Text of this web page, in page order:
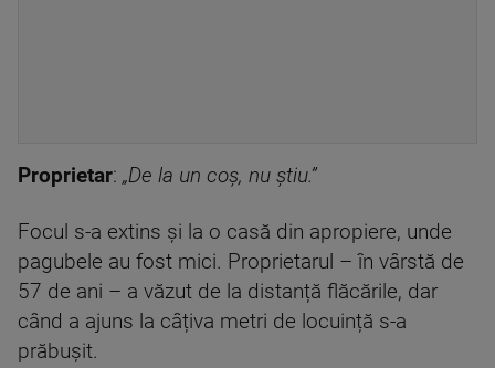
Proprietar: „De la un coș, nu știu.”
Focul s-a extins și la o casă din apropiere, unde
pagubele au fost mici. Proprietarul – în vârstă de
57 de ani – a văzut de la distanță flăcările, dar
când a ajuns la câțiva metri de locuință s-a
prăbușit.